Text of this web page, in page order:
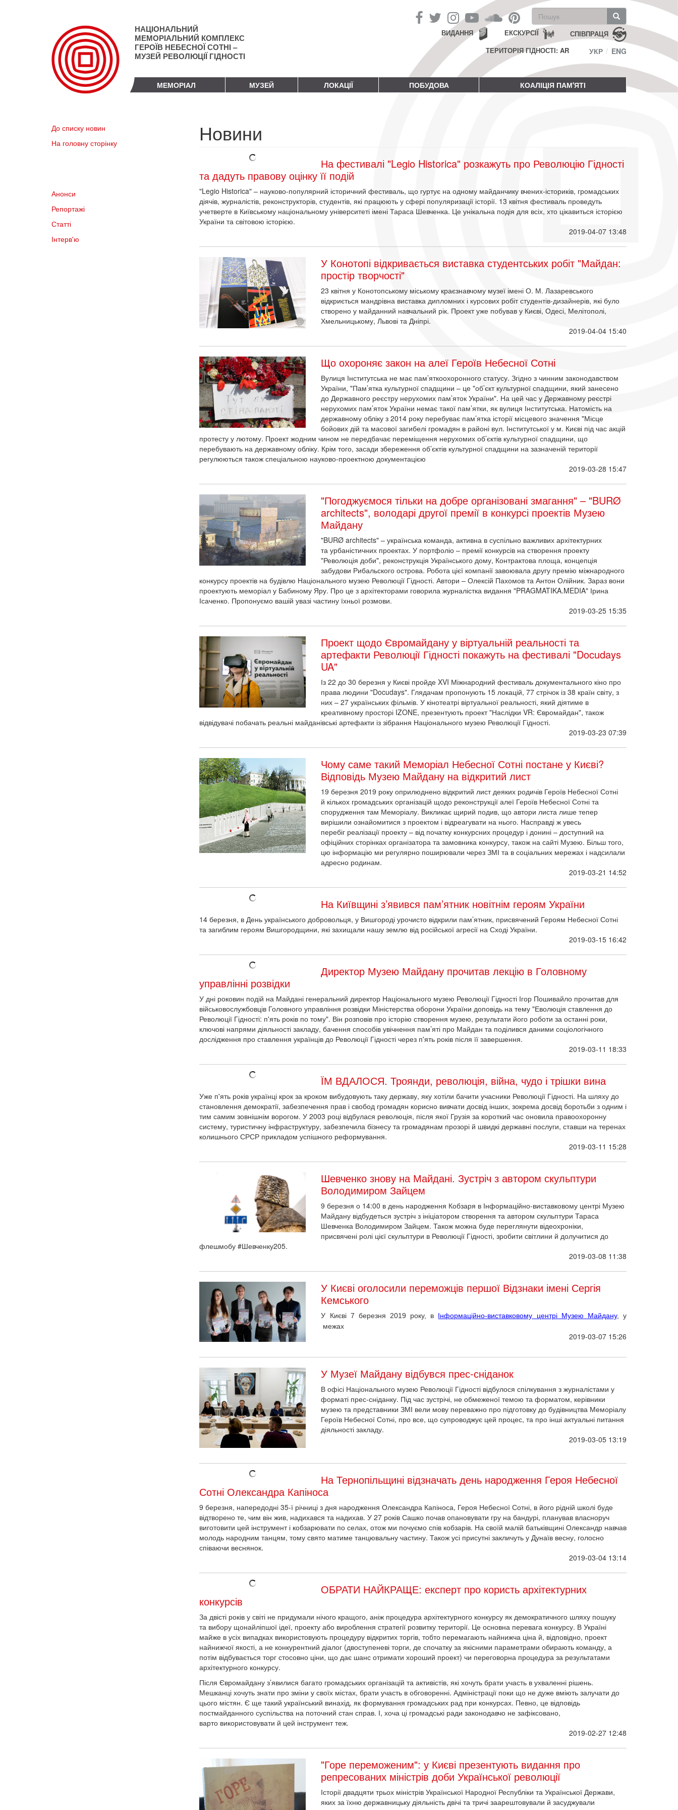
НАЦІОНАЛЬНИЙ
МЕМОРІАЛЬНИЙ КОМПЛЕКС
ГЕРОЇВ НЕБЕСНОЇ СОТНІ –
МУЗЕЙ РЕВОЛЮЦІЇ ГІДНОСТІ
Пошукова
форма
Пошук СПІВПРАЦЯ
ЕКСКУРСІЇ
ВИДАННЯ
ТЕРИТОРІЯ ГІДНОСТІ: AR
УКР ENG
МЕМОРІАЛ МУЗЕЙ ЛОКАЦІЇ ПОБУДОВА КОАЛІЦІЯ ПАМ'ЯТІ
До списку новин
На головну сторінку
Анонси
Репортажі
Статті
Інтерв'ю
Новини
На фестивалі "Legio Historica" розкажуть про Революцію Гідності
та дадуть правову оцінку її подій
"Legio Historica" – науково-популярний історичний фестиваль, що гуртує на одному майданчику вчених-істориків, громадських
діячів, журналістів, реконструкторів, студентів, які працюють у сфері популяризації історії. 13 квітня фестиваль проведуть
учетверте в Київському національному університеті імені Тараса Шевченка. Це унікальна подія для всіх, хто цікавиться історією
України та світовою історією.
2019-04-07 13:48
У Конотопі відкривається виставка студентських робіт "Майдан:
простір творчості"
23 квітня у Конотопському міському краєзнавчому музеї імені О. М. Лазаревського
відкриється мандрівна виставка дипломних і курсових робіт студентів-дизайнерів, які було
створено у майданний навчальний рік. Проект уже побував у Києві, Одесі, Мелітополі,
Хмельницькому, Львові та Дніпрі.
2019-04-04 15:40
Що охороняє закон на алеї Героїв Небесної Сотні
Вулиця Інститутська не має пам’яткоохоронного статусу. Згідно з чинним законодавством
України, "Пам’ятка культурної спадщини – це "об’єкт культурної спадщини, який занесено
до Державного реєстру нерухомих пам’яток України". На цей час у Державному реєстрі
нерухомих пам’яток України немає такої пам’ятки, як вулиця Інститутська. Натомість на
державному обліку з 2014 року перебуває пам’ятка історії місцевого значення "Місце
бойових дій та масової загибелі громадян в районі вул. Інститутської у м. Києві під час акцій
протесту у лютому. Проект жодним чином не передбачає переміщення нерухомих об’єктів культурної спадщини, що
перебувають на державному обліку. Крім того, засади збереження об’єктів культурної спадщини на зазначеній території
регулюються також спеціальною науково-проектною документацією
2019-03-28 15:47
"Погоджуємося тільки на добре організовані змагання" – "BURØ
architects", володарі другої премії в конкурсі проектів Музею
Майдану
"BURØ architects" – українська команда, активна в суспільно важливих архітектурних
та урбаністичних проектах. У портфоліо – премії конкурсів на створення проекту
"Революція доби", реконструкція Українського дому, Контрактова площа, концепція
забудови Рибальского острова. Робота цієї компанії завоювала другу премію міжнародного
конкурсу проектів на будівлю Національного музею Революції Гідності. Автори – Олексій Пахомов та Антон Олійник. Зараз вони
проектують меморіал у Бабиному Яру. Про це з архітекторами говорила журналістка видання "PRAGMATIKA.MEDIA" Ірина
Ісаченко. Пропонуємо вашій увазі частину їхньої розмови.
2019-03-25 15:35
Проект щодо Євромайдану у віртуальній реальності та
артефакти Революції Гідності покажуть на фестивалі "Docudays
UA"
Із 22 до 30 березня у Києві пройде XVI Міжнародний фестиваль документального кіно про
права людини "Docudays". Глядачам пропонують 15 локацій, 77 стрічок із 38 країн світу, з
них – 27 українських фільмів. У кінотеатрі віртуальної реальності, який діятиме в
креативному просторі IZONE, презентують проект "Наслідки VR: Євромайдан", також
відвідувачі побачать реальні майданівські артефакти із зібрання Національного музею Революції Гідності.
2019-03-23 07:39
Чому саме такий Меморіал Небесної Сотні постане у Києві?
Відповідь Музею Майдану на відкритий лист
19 березня 2019 року оприлюднено відкритий лист деяких родичів Героїв Небесної Сотні
й кількох громадських організацій щодо реконструкції алеї Героїв Небесної Сотні та
спорудження там Меморіалу. Викликає щирий подив, що автори листа лише тепер
вирішили ознайомитися з проектом і відреагувати на нього. Насправді ж увесь
перебіг реалізації проекту – від початку конкурсних процедур і донині – доступний на
офіційних сторінках організатора та замовника конкурсу, також на сайті Музею. Більш того,
цю інформацію ми регулярно поширювали через ЗМІ та в соціальних мережах і надсилали
адресно родинам.
2019-03-21 14:52
На Київщині з’явився пам’ятник новітнім героям України
14 березня, в День українського добровольця, у Вишгороді урочисто відкрили пам’ятник, присвячений Героям Небесної Сотні
та загиблим героям Вишгородщини, які захищали нашу землю від російської агресії на Сході України.
2019-03-15 16:42
Директор Музею Майдану прочитав лекцію в Головному
управлінні розвідки
У дні роковин подій на Майдані генеральний директор Національного музею Революції Гідності Ігор Пошивайло прочитав для
військовослужбовців Головного управління розвідки Міністерства оборони України доповідь на тему "Еволюція ставлення до
Революції Гідності: п'ять років по тому". Він розповів про історію створення музею, результати його роботи за останні роки,
ключові напрями діяльності закладу, бачення способів увічнення пам’яті про Майдан та поділився даними соціологічного
дослідження про ставлення українців до Революції Гідності через п'ять років після її завершення.
2019-03-11 18:33
ЇМ ВДАЛОСЯ. Троянди, революція, війна, чудо і трішки вина
Уже п'ять років українці крок за кроком вибудовують таку державу, яку хотіли бачити учасники Революції Гідності. На шляху до
становлення демократії, забезпечення прав і свобод громадян корисно вивчати досвід інших, зокрема досвід боротьби з одним і
тим самим зовнішнім ворогом. У 2003 році відбулася революція, після якої Грузія за короткий час оновила правоохоронну
систему, туристичну інфраструктуру, забезпечила бізнесу та громадянам прозорі й швидкі державні послуги, ставши на теренах
колишнього СРСР прикладом успішного реформування.
2019-03-11 15:28
Шевченко знову на Майдані. Зустріч з автором скульптури
Володимиром Зайцем
9 березня о 14:00 в день народження Кобзаря в Інформаційно-виставковому центрі Музею
Майдану відбудеться зустріч з ініціатором створення та автором скульптури Тараса
Шевченка Володимиром Зайцем. Також можна буде переглянути відеохроніки,
присвячені ролі цієї скульптури в Революції Гідності, зробити світлини й долучитися до
флешмобу #Шевченку205.
2019-03-08 11:38
У Києві оголосили переможців першої Відзнаки імені Сергія
Кемського
У Києві 7 березня 2019 року, в Інформаційно-виставковому центрі Музею Майдану, у
межах
2019-03-07 15:26
У Музеї Майдану відбувся прес-сніданок
В офісі Національного музею Революції Гідності відбулося спілкування з журналістами у
форматі прес-сніданку. Під час зустрічі, не обмеженої темою та форматом, керівники
музею та представники ЗМІ вели мову переважно про підготовку до будівництва Меморіалу
Героїв Небесної Сотні, про все, що супроводжує цей процес, та про інші актуальні питання
діяльності закладу.
2019-03-05 13:19
На Тернопільщині відзначать день народження Героя Небесної
Сотні Олександра Капіноса
9 березня, напередодні 35-ї річниці з дня народження Олександра Капіноса, Героя Небесної Сотні, в його рідній школі буде
відтворено те, чим він жив, надихався та надихав. У 27 років Сашко почав опановувати гру на бандурі, планував власноруч
виготовити цей інструмент і кобзарювати по селах, отож ми почуємо спів кобзарів. На своїй малій батьківщині Олександр навчав
молодь народним танцям, тому свято матиме танцювальну частину. Також усі присутні закличуть у Дунаїв весну, голосно
співаючи веснянок.
2019-03-04 13:14
ОБРАТИ НАЙКРАЩЕ: експерт про користь архітектурних
конкурсів
За двісті років у світі не придумали нічого кращого, аніж процедура архітектурного конкурсу як демократичного шляху пошуку
та вибору щонайліпшої ідеї, проекту або вироблення стратегії розвитку території. Це основна перевага конкурсу. В Україні
майже в усіх випадках використовують процедуру відкритих торгів, тобто перемагають найнижча ціна й, відповідно, проект
найнижчої якості, а не конкурентний діалог (двоступеневі торги, де спочатку за якісними параметрами обирають команду, а
потім відбувається торг стосовно ціни, що дає шанс отримати хороший проект) чи переговорна процедура за результатами
архітектурного конкурсу.
Після Євромайдану з’явилися багато громадських організацій та активістів, які хочуть брати участь в ухваленні рішень.
Мешканці хочуть знати про зміни у своїх містах, брати участь в обговоренні. Адміністрації поки що не дуже вміють залучати до
цього містян. Є ще такий український винахід, як формування громадських рад при конкурсах. Певно, це відповідь
постмайданного суспільства на поточний стан справ. І, хоча ці громадські ради законодавчо не зафіксовано,
варто використовувати й цей інструмент теж.
2019-02-27 12:48
"Горе переможеним": у Києві презентують видання про
репресованих міністрів доби Української революції
Історії двадцяти трьох міністрів Української Народної Республіки та Української Держави,
яких за їхню державницьку діяльність двічі та тричі заарештовували й засуджували